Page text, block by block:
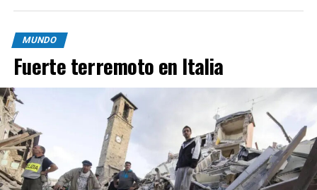
MUNDO
Fuerte terremoto en Italia